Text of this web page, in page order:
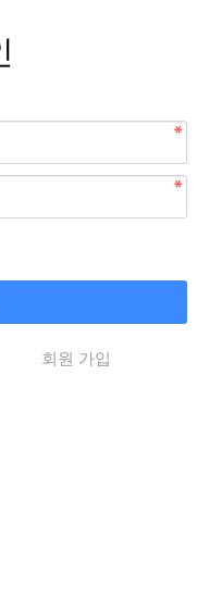
회원 가입